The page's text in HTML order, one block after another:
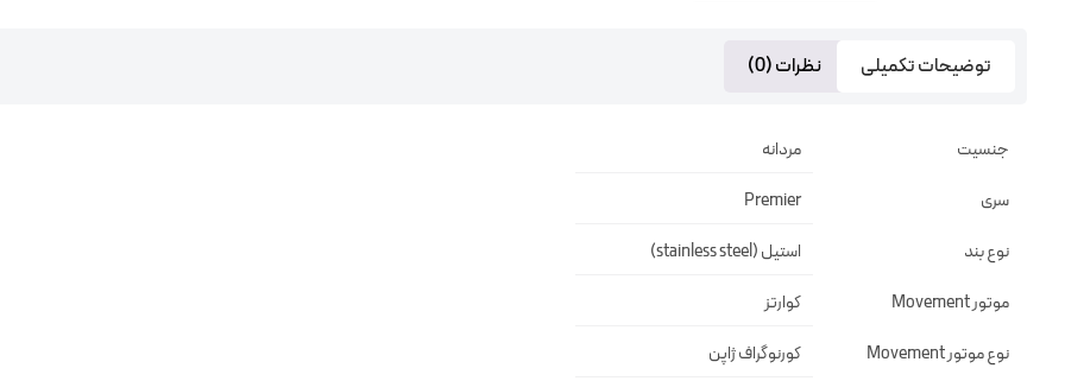
توضیحات تکمیلی نظرات (0)
جنسیت مردانه
سری Premier
نوع بند استیل (stainless steel)
موتور Movement کوارتز
نوع موتور Movement کورنوگراف ژاپن